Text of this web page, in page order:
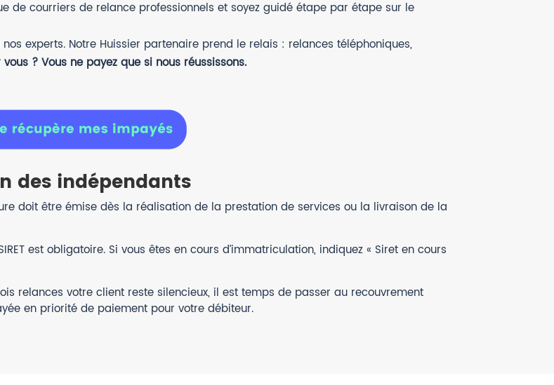
de courriers de relance professionnels et soyez guidé étape par étape sur le
experts. Notre Huissier partenaire prend le relais : relances téléphoniques,
? Vous ne payez que si nous réussissons.
des indépendants
doit être émise dès la réalisation de la prestation de services ou la livraison de la
est obligatoire. Si vous êtes en cours d’immatriculation, indiquez « Siret en cours
relances votre client reste silencieux, il est temps de passer au recouvrement
en priorité de paiement pour votre débiteur.